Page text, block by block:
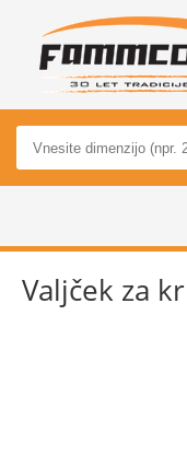
Valjček za